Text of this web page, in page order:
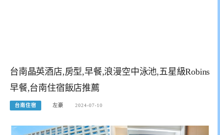
台南晶英酒店,房型,早餐,浪漫空中泳池,五星級Robins
早餐,台南住宿飯店推薦
台南住宿 左豪 2024-07-10